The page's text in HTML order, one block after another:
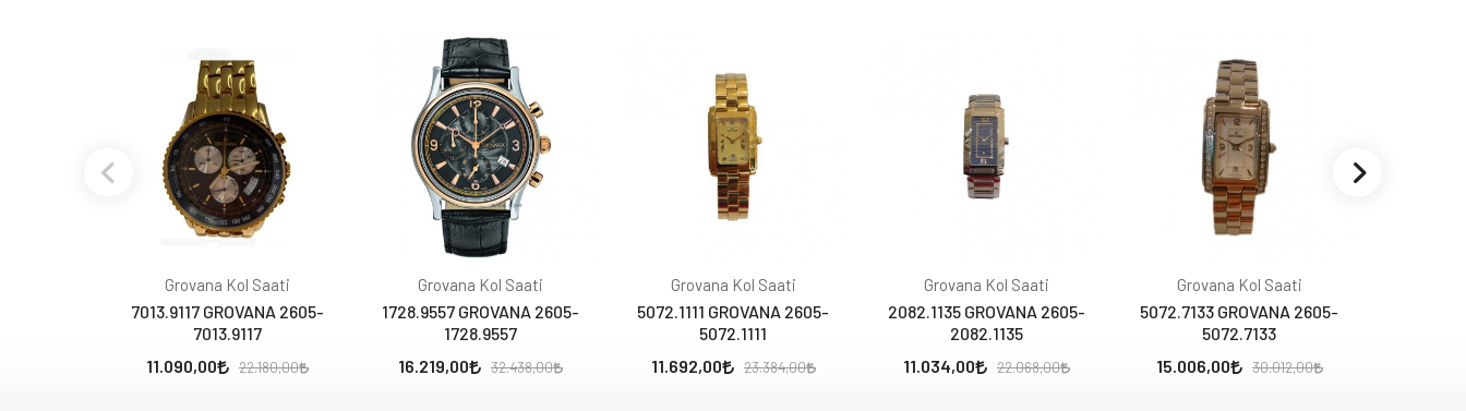
Grovana Kol Saati
7013.9117 GROVANA 2605-
7013.9117
11.090,00
22.180,00
Grovana Kol Saati
1728.9557 GROVANA 2605-
1728.9557
16.219,00
32.438,00
Grovana Kol Saati
5072.1111 GROVANA 2605-
5072.1111
11.692,00
23.384,00
Grovana Kol Saati
2082.1135 GROVANA 2605-
2082.1135
11.034,00
22.068,00
Grovana Kol Saati
5072.7133 GROVANA 2605-
5072.7133
15.006,00
30.012,00